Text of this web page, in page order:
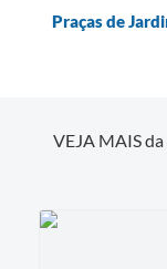
Praças de
VEJA MAIS